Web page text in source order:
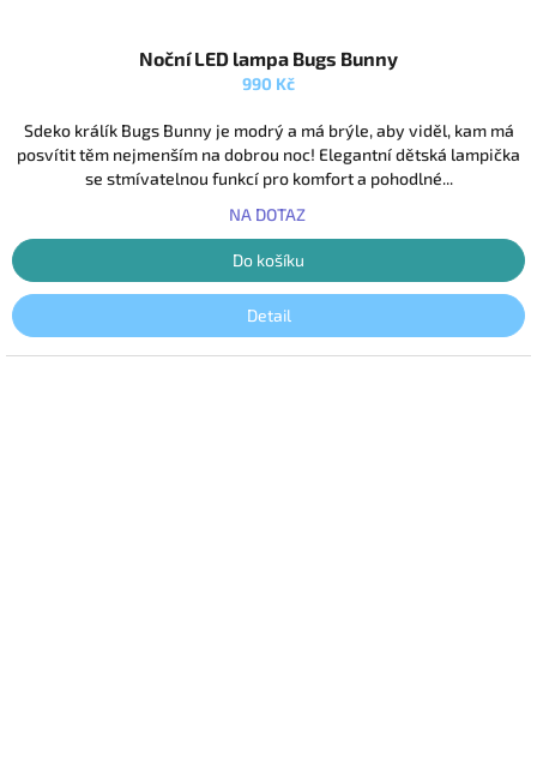
hodnocení
produktu
5,0
z
5
Noční LED lampa Bugs Bunny
990 Kč
Sdeko králík Bugs Bunny je modrý a má brýle, aby viděl, kam má
posvítit těm nejmenším na dobrou noc! Elegantní dětská lampička
se stmívatelnou funkcí pro komfort a pohodlné...
NA DOTAZ
Do košíku
Detail